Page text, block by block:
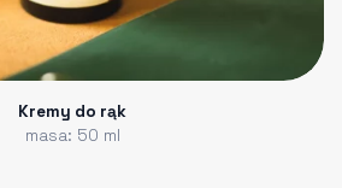
Kremy do rąk
masa: 50 ml